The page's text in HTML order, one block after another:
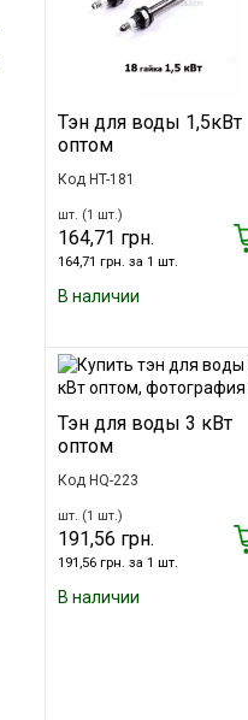
Тэн для воды 1,5кВт
оптом
Код HT-181
шт. (1 шт.)
164,71 грн.
164,71 грн. за 1 шт.
В наличии
Тэн для воды 3 кВт
оптом
Код HQ-223
шт. (1 шт.)
191,56 грн.
191,56 грн. за 1 шт.
В наличии